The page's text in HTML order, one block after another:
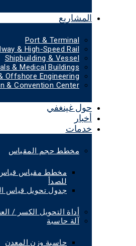
المشاريع
Port & Terminal
& High-Speed Rail
Shipbuilding & Vessel
& Medical Buildings
Offshore Engineering
& Convention Center
حول غينغفي
أخبار
خدمات
مخطط حجم المقياس
مخطط مقياس قياس
للصدأ
جدول تحويل قياس
أداة التحويل الكسر /
آلة حاسبة
حاسبة وزن المعدن